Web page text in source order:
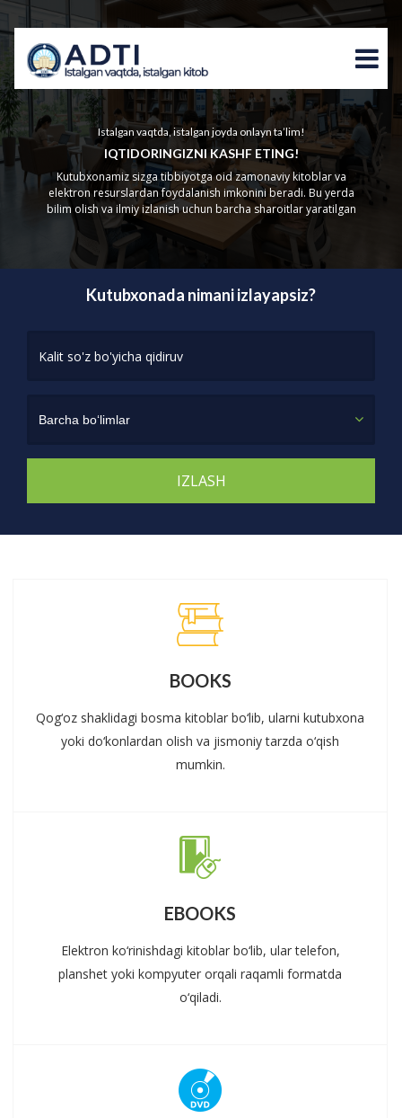
Istalgan vaqtda, istalgan joyda onlayn ta’lim!
IQTIDORINGIZNI KASHF ETING!
Kutubxonamiz sizga tibbiyotga oid zamonaviy kitoblar va
elektron resurslardan foydalanish imkonini beradi. Bu yerda
bilim olish va ilmiy izlanish uchun barcha sharoitlar yaratilgan
Kutubxonada nimani izlayapsiz?
Barcha bo‘limlar
BOOKS
Qog‘oz shaklidagi bosma kitoblar bo‘lib, ularni kutubxona
yoki do‘konlardan olish va jismoniy tarzda o‘qish
mumkin.
EBOOKS
Elektron ko‘rinishdagi kitoblar bo‘lib, ular telefon,
planshet yoki kompyuter orqali raqamli formatda
o‘qiladi.